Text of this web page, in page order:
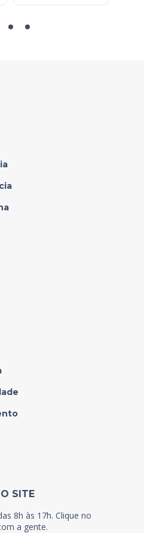
SITE
8h às 17h. Clique no
a gente.